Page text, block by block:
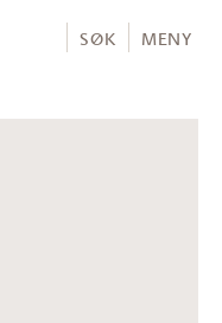
SØK MENY